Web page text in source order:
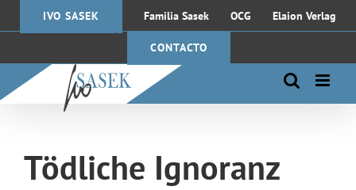
IVO SASEK Familia Sasek OCG Elaion Verlag
CONTACTO
Tödliche Ignoranz